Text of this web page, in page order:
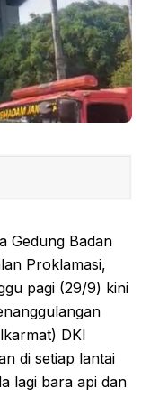
Gedung Badan
Proklamasi,
pagi (29/9) kini
DKI
di setiap lantai
lagi bara api dan